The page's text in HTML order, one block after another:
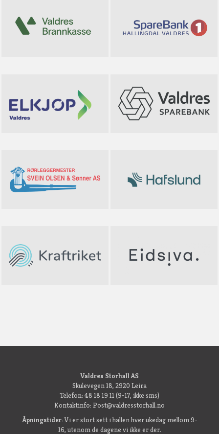
Valdres Storhall AS
Skulevegen 18, 2920 Leira
Telefon: 48 18 19 11 (9-17, ikke sms)
Kontaktinfo: Post@valdresstorhall.no
Åpningstider:Vi er stort sett i hallen hver ukedag mellom 9-
16, utenom de dagene vi ikke er der.